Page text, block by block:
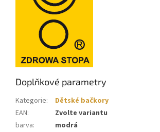
Doplňkové parametry
Kategorie:
Dětské bačkory
EAN:
Zvolte variantu
barva:
modrá